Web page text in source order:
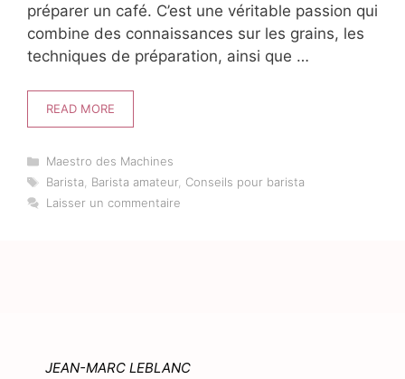
préparer un café. C’est une véritable passion qui
combine des connaissances sur les grains, les
techniques de préparation, ainsi que …
READ MORE
Catégories
Maestro des Machines
Étiquettes
Barista, Barista amateur, Conseils pour barista
Laisser un commentaire
JEAN-MARC LEBLANC